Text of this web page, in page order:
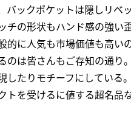
バックポケットは隠しリベ
チの形状もハンド感の強い
的に人気も市場価値も高い
のは皆さんもご存知の通り
したりモチーフにしている
トを受けるに値する超名品